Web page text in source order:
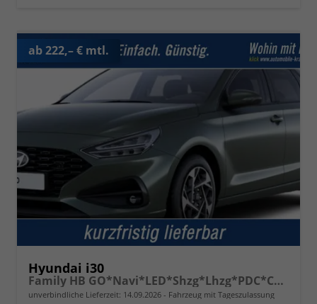
ab 222,– € mtl.
Hyundai i30
Family HB GO*Navi*LED*Shzg*Lhzg*PDC*Cam*16Zoll*
unverbindliche Lieferzeit: 14.09.2026 Fahrzeug mit Tageszulassung